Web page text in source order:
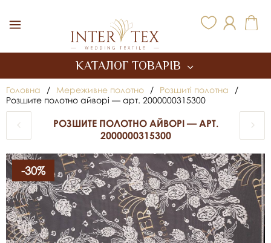
КАТАЛОГ ТОВАРІВ
Головна / Мереживне полотно / Розшиті полотна
/
Розшите полотно айворі — арт. 2000000315300
РОЗШИТЕ ПОЛОТНО АЙВОРІ — АРТ.
2000000315300
-30%